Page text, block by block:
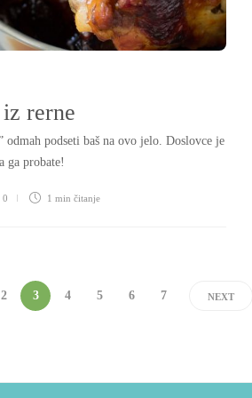
rerne
odmah podseti baš na ovo jelo. Doslovce je
ga probate!
0 1 min čitanje
2 3 4 5 6 7 NEXT